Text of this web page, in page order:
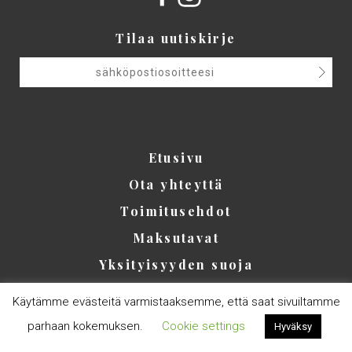
Tilaa uutiskirje
Etusivu
Ota yhteyttä
Toimitusehdot
Maksutavat
Yksityisyyden suoja
Käytämme evästeitä varmistaaksemme, että saat sivuiltamme
parhaan kokemuksen.
Cookie settings Hyväksy